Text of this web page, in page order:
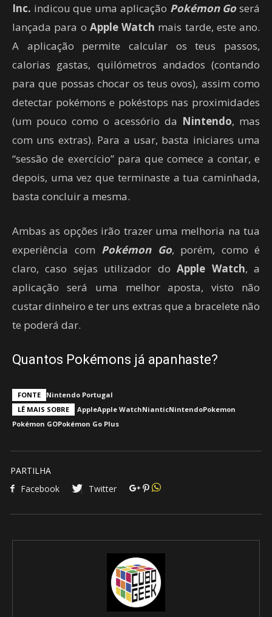
Inc. indicou que uma aplicação Pokémon Go será
lançada para o Apple Watch mais tarde, este ano.
A aplicação permite calcular os teus passos,
calorias gastas, quilómetros andados (contando
para que possas chocar os teus ovos), assim como
detectar pokémons e pokéstops nas proximidades
(um pouco como o acessório da Nintendo, mas
com uns extras). Para a usar, basta iniciares uma
“sessão de exercício” para que comece a contar, e
depois, uma vez que terminaste a tua caminhada,
basta concluir a mesma.
Ambas as opções irão trazer uma melhoria na tua
experiência com Pokémon Go, porém, como é
claro, caso sejas utilizador doApple Watch, a
aplicação será uma melhor aposta, visto não
custar dinheiro e ter uns extras que a bracelete não
te poderá dar.
Quantos Pokémons já apanhaste?
FONTE
Nintendo Portugal
LÊ MAIS SOBRE
AppleApple WatchNianticNintendoPokemon
Pokémon GOPokémon Go Plus
PARTILHA
Facebook
Twitter